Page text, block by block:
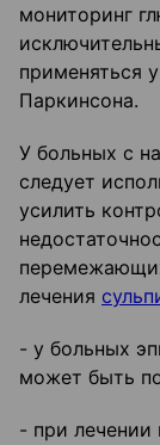
мониторинг
применяться
Паркинсона.
У больных с
следует
усилить
лечения
- у больных
может быть
- при